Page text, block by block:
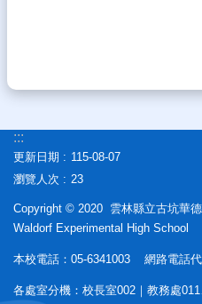
區
宣
導
區
相
連
:::
更新日期
115-08-07
瀏覽人次
23
Copyright © 2020 雲林縣立古坑華
Waldorf Experimental High School
本校電話：05-6341003 網路電話
各處室分機：校長室002｜教務處